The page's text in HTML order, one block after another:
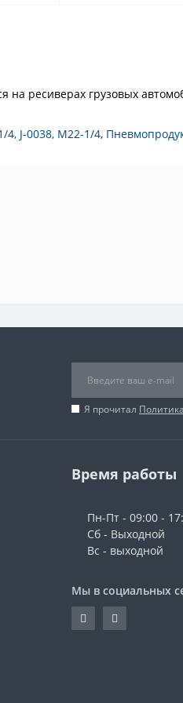
ресиверах грузовых
4, J-0038, M22-1/4,
Я прочитал
Время работы
Пн-Пт - 09:00 -
Сб - Выходной
Вс - выходной
Мы в социальных